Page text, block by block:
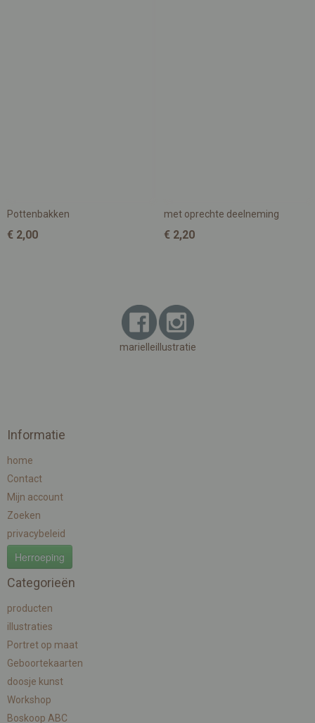
Pottenbakken
€ 2,00
met oprechte deelneming
€ 2,20
marielleillustratie
Informatie
home
Contact
Mijn account
Zoeken
privacybeleid
Herroeping
Categorieën
producten
illustraties
Portret op maat
Geboortekaarten
doosje kunst
Workshop
Boskoop ABC